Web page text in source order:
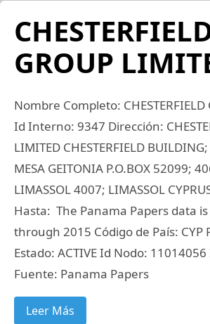
GROUP
Nombre Completo: CHESTERFIELD
Id Interno: 9347 Dirección:
LIMITED CHESTERFIELD
MESA GEITONIA P.O.BOX 52099;
LIMASSOL 4007; LIMASSOL
Hasta: The Panama Papers data
through 2015 Código de País: CYP
Estado: ACTIVE Id Nodo: 11014056
Fuente: Panama Papers
Leer Más